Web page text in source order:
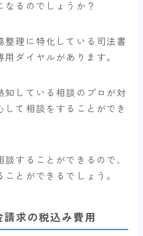
なるのでしょうか？
整理に特化している司法書
ダイヤルがあります。
知している相談のプロが対
て相談をすることができ
することができるので、
とができるでしょう。
求の税込み費用